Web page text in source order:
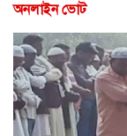
অনলাইন ভোট